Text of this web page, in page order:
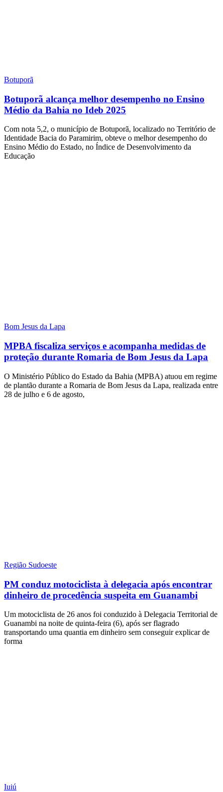
Botuporã
Botuporã alcança melhor desempenho no Ensino
Médio da Bahia no Ideb 2025
Com nota 5,2, o município de Botuporã, localizado no Território de
Identidade Bacia do Paramirim, obteve o melhor desempenho do
Ensino Médio do Estado, no Índice de Desenvolvimento da
Educação
Bom Jesus da Lapa
MPBA fiscaliza serviços e acompanha medidas de
proteção durante Romaria de Bom Jesus da Lapa
O Ministério Público do Estado da Bahia (MPBA) atuou em regime
de plantão durante a Romaria de Bom Jesus da Lapa, realizada entre
28 de julho e 6 de agosto,
Região Sudoeste
PM conduz motociclista à delegacia após encontrar
dinheiro de procedência suspeita em Guanambi
Um motociclista de 26 anos foi conduzido à Delegacia Territorial de
Guanambi na noite de quinta-feira (6), após ser flagrado
transportando uma quantia em dinheiro sem conseguir explicar de
forma
Iuiú